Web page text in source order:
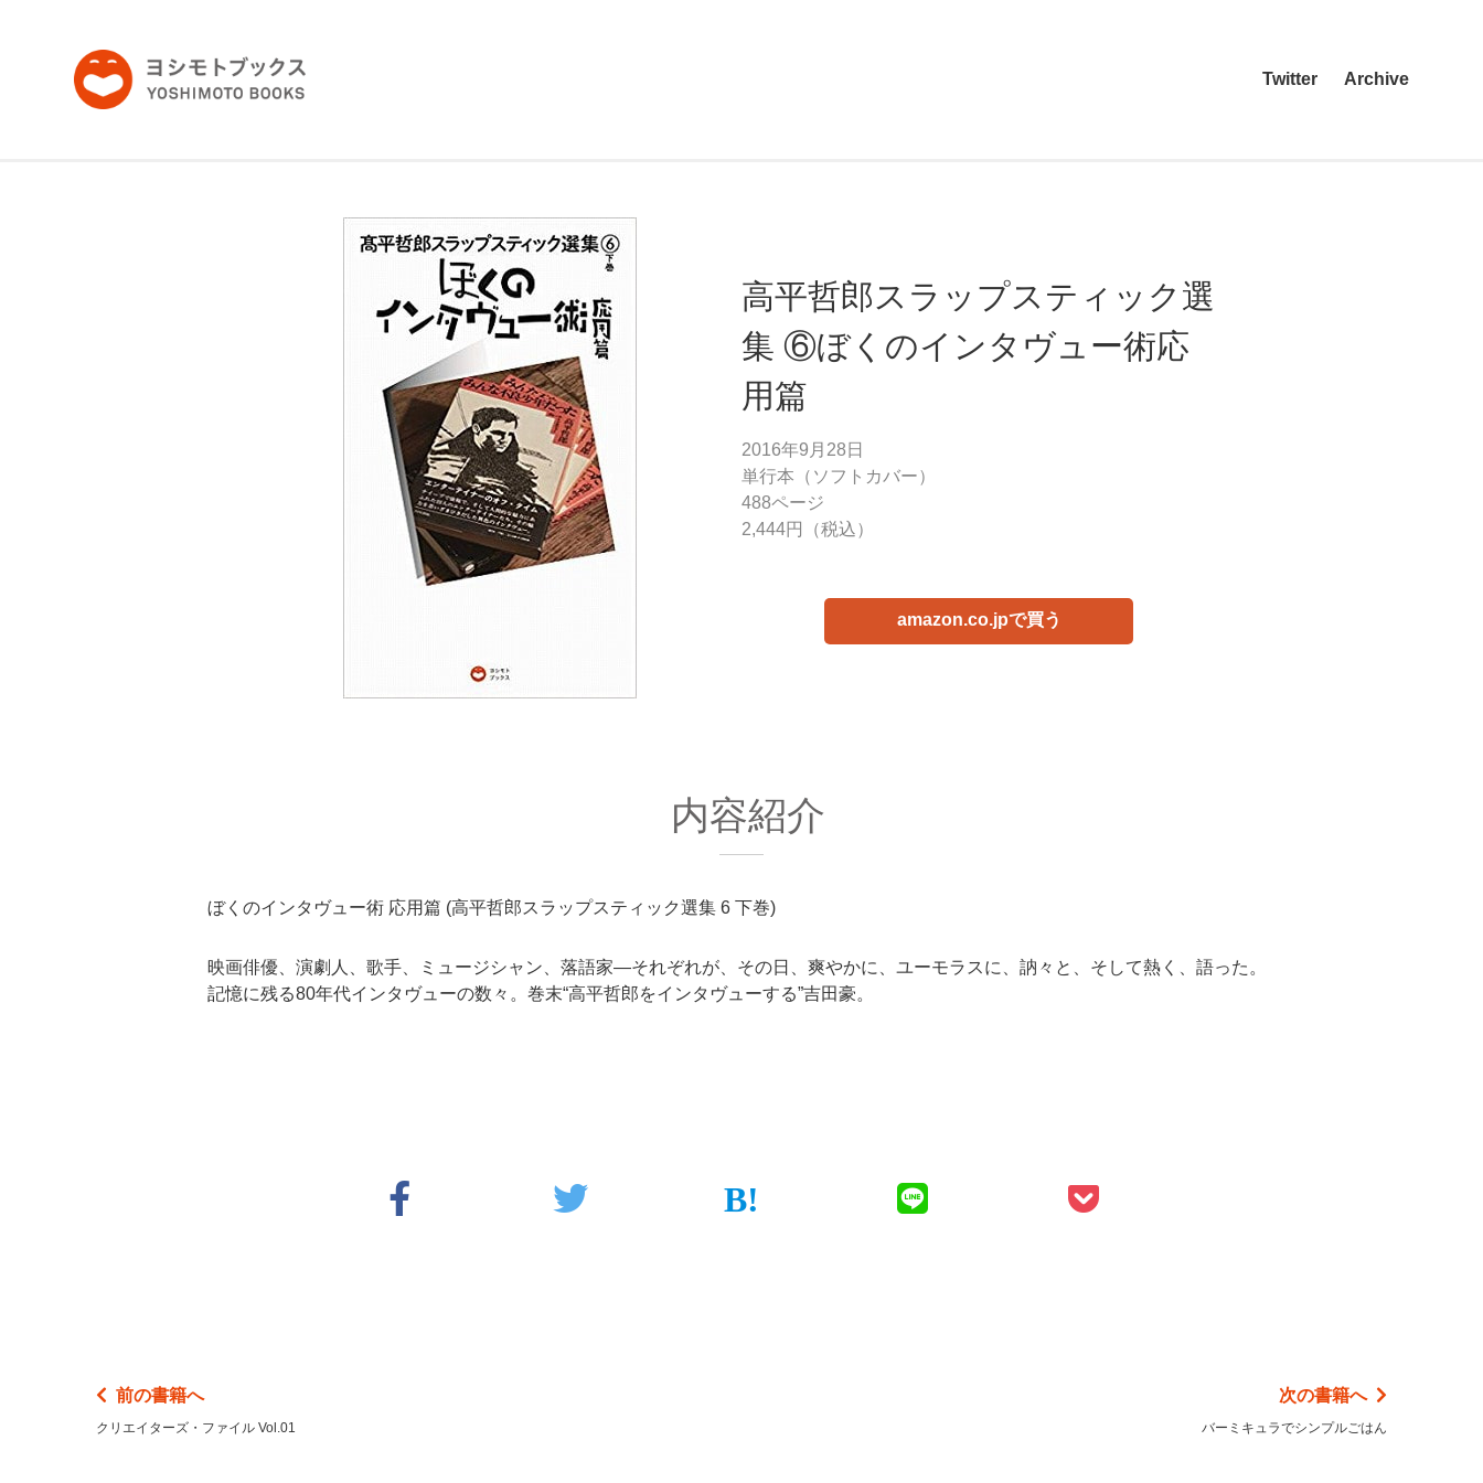
Twitter Archive
高平哲郎スラップスティック選
集 ⑥ぼくのインタヴュー術応
用篇
2016年9月28日
単行本（ソフトカバー）
488ページ
2,444円（税込）
amazon.co.jpで買う
内容紹介
ぼくのインタヴュー術 応用篇 (高平哲郎スラップスティック選集 6 下巻)
映画俳優、演劇人、歌手、ミュージシャン、落語家―それぞれが、その日、爽やかに、ユーモラスに、訥々と、そして熱く、語った。
記憶に残る80年代インタヴューの数々。巻末“高平哲郎をインタヴューする”吉田豪。
前の書籍へ
クリエイターズ・ファイル Vol.01
次の書籍へ
バーミキュラでシンプルごはん